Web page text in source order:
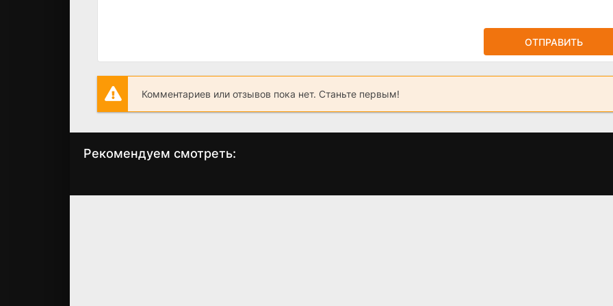
ОТПРАВИТЬ
Комментариев или отзывов пока нет. Станьте первым!
Рекомендуем смотреть: